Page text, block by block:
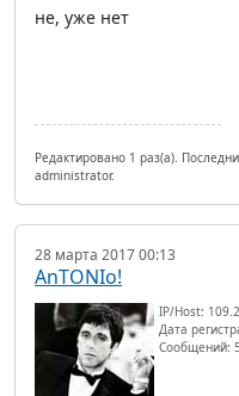
не, уже нет
Редактировано 1 раз(а).
administrator.
28 марта 2017 00:13
AnTONIo!
IP/Host:
Дата
Сообщений: